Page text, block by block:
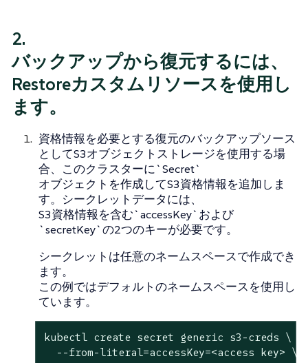
2.
バックアップから復元するには、
Restoreカスタムリソースを使用し
ます。
資格情報を必要とする復元のバックアップソース
としてS3オブジェクトストレージを使用する場
合、このクラスターに`Secret`
オブジェクトを作成してS3資格情報を追加しま
す。シークレットデータには、
S3資格情報を含む`accessKey`および
`secretKey`の2つのキーが必要です。
シークレットは任意のネームスペースで作成でき
ます。
この例ではデフォルトのネームスペースを使用し
ています。
kubectl create secret generic s3-creds \
  --from-literal=accessKey=<access key> \